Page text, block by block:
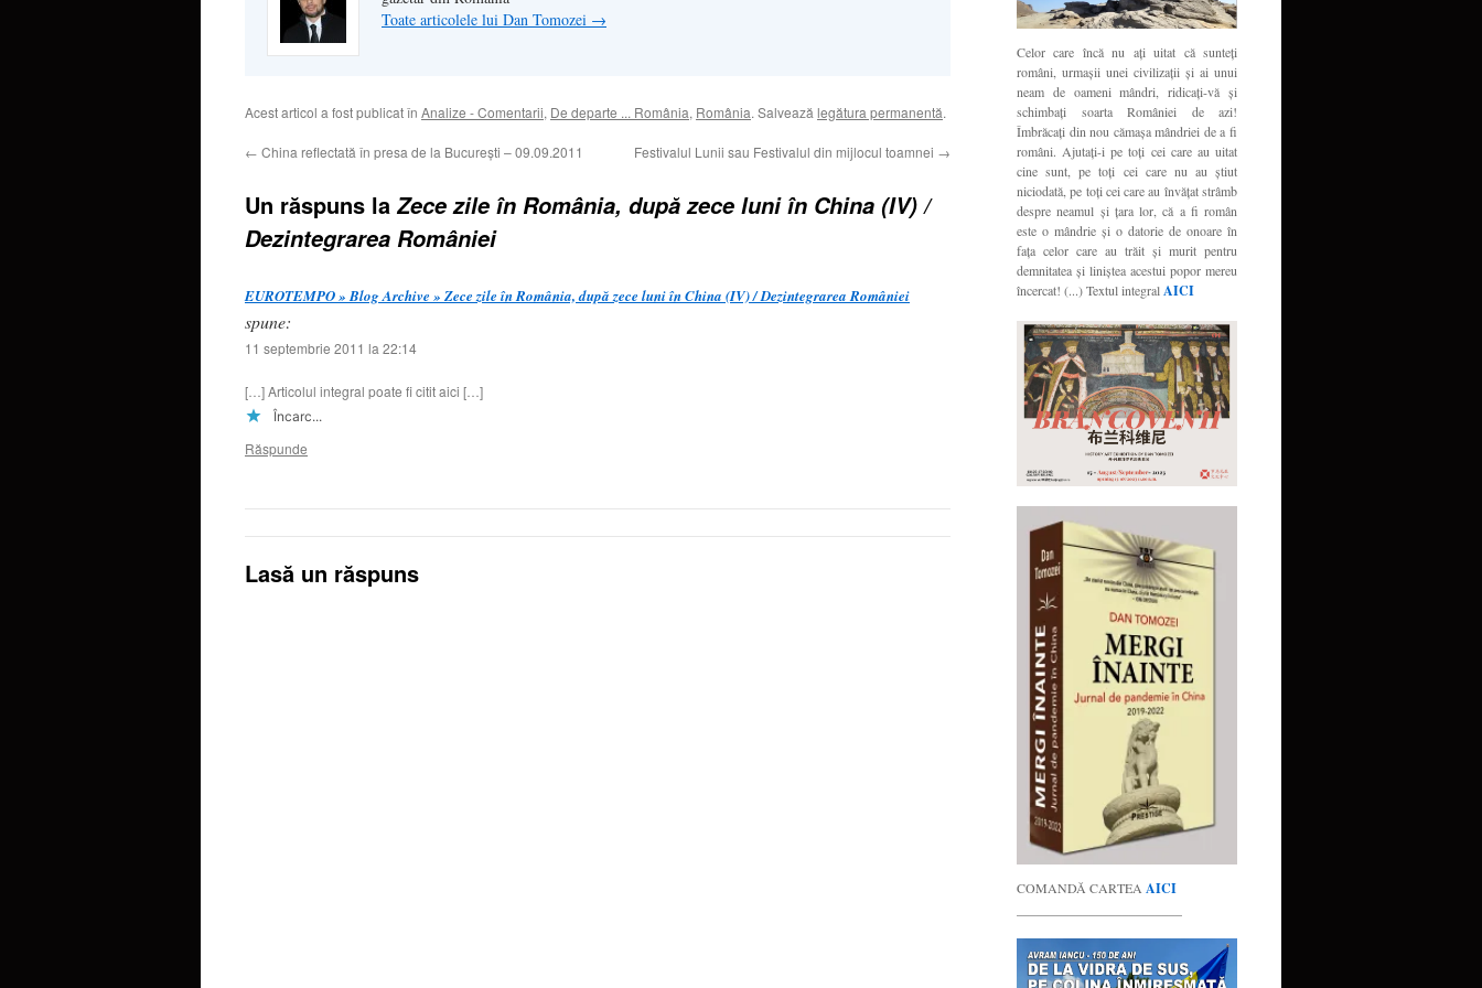
Toate articolele lui Dan Tomozei →
Acest articol a fost publicat în Analize - Comentarii, De departe ... România, România. Salvează legătura permanentă.
← China reflectată în presa de la Bucureşti – 09.09.2011 Festivalul Lunii sau Festivalul din mijlocul toamnei →
Un răspuns laZece zile în România, după zece luni în China (IV) /
Dezintegrarea României
EUROTEMPO » Blog Archive » Zece zile în România, după zece luni în China (IV) / Dezintegrarea României
spune:
11 septembrie 2011 la 22:14
[…] Articolul integral poate fi citit aici […]
Încarc...
Răspunde
Lasă un răspuns
Celor care încă nu aţi uitat că sunteţi
români, urmaşii unei civilizaţii şi ai unui
neam de oameni mândri, ridicaţi-vă şi
schimbaţi soarta României de azi!
Îmbrăcaţi din nou cămaşa mândriei de a fi
români. Ajutaţi-i pe toţi cei care au uitat
cine sunt, pe toţi cei care nu au ştiut
niciodată, pe toţi cei care au învăţat strâmb
despre neamul şi ţara lor, că a fi român
este o mândrie şi o datorie de onoare în
faţa celor care au trăit şi murit pentru
demnitatea şi liniştea acestui popor mereu
încercat! (...) Textul integralAICI
COMANDĂ CARTEA AICI